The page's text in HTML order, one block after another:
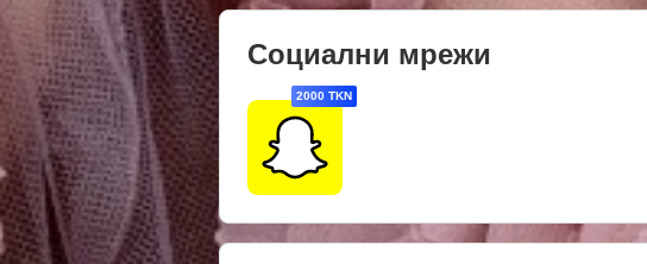
Социални мрежи
2000 TKN